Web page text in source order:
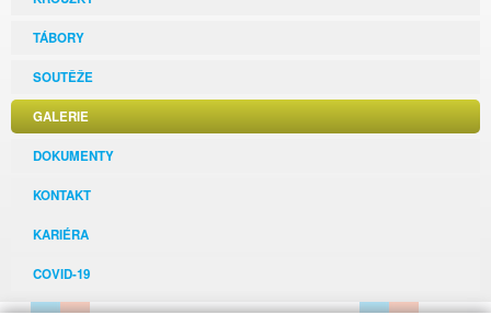
TÁBORY
SOUTĚŽE
GALERIE
DOKUMENTY
KONTAKT
KARIÉRA
COVID-19